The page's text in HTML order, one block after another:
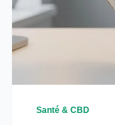
Santé & CBD